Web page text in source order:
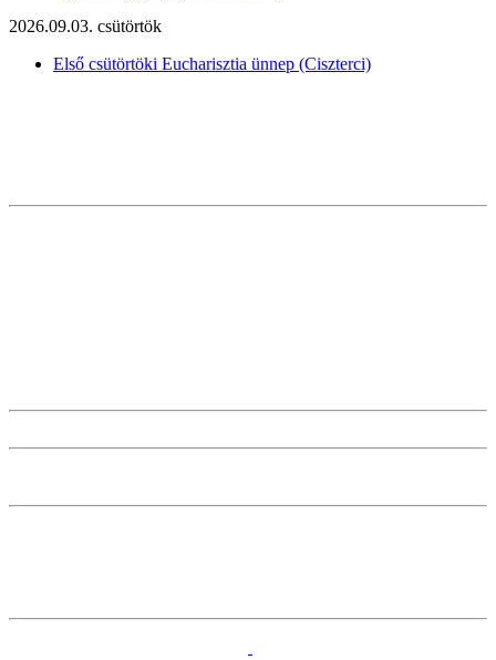
2026.09.03. csütörtök
Első csütörtöki Eucharisztia ünnep (Ciszterci)